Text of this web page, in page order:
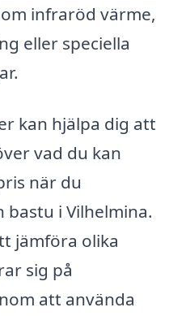
infraröd värme,
eller speciella
kan hjälpa dig att
vad du kan
när du
i Vilhelmina.
jämföra olika
sig på
att använda